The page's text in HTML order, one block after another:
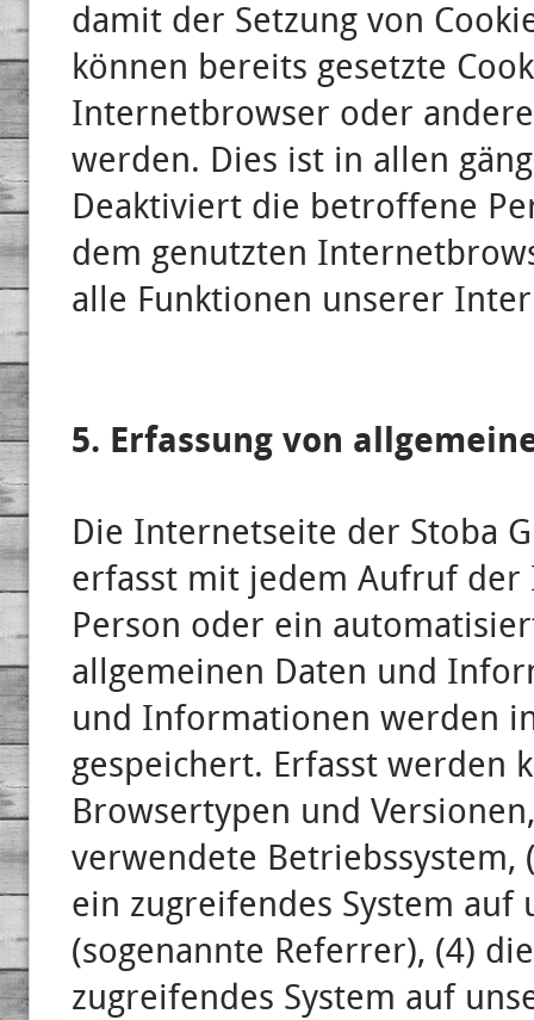
damit der Setzung von
können bereits gesetzte
Internetbrowser oder
werden. Dies ist in allen
Deaktiviert die betroffene
dem genutzten
alle Funktionen unserer
5. Erfassung von
Die Internetseite der Stoba
erfasst mit jedem Aufruf
Person oder ein
allgemeinen Daten und
und Informationen werden
gespeichert. Erfasst werden
Browsertypen und
verwendete
ein zugreifendes System
(sogenannte Referrer), (4)
zugreifendes System auf